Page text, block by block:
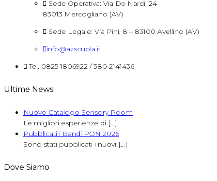
Sede Operativa: Via De Nardi, 24
83013 Mercogliano (AV)
Sede Legale: Via Pini, 8 – 83100 Avellino (AV)
info@azscuola.it
Tel. 0825 1806922 / 380 2141436
Ultime News
Nuovo Catalogo Sensory Room
Le migliori esperienze di […]
Pubblicati i Bandi PON 2026
Sono stati pubblicati i nuovi […]
Dove Siamo